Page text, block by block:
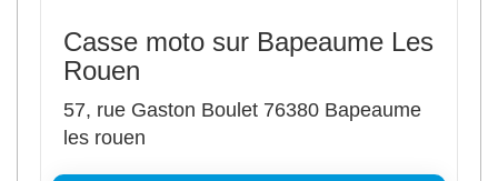
Casse moto sur Bapeaume Les
Rouen
57, rue Gaston Boulet 76380 Bapeaume
les rouen